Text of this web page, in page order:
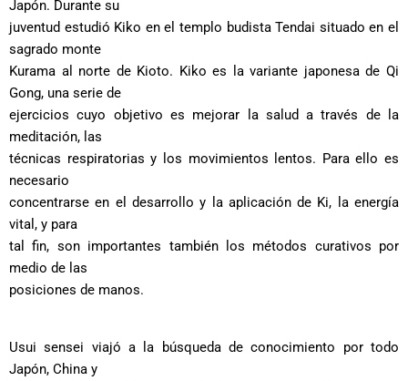
Japón. Durante su
juventud estudió Kiko en el templo budista Tendai situado en el
sagrado monte
Kurama al norte de Kioto. Kiko es la variante japonesa de Qi
Gong, una serie de
ejercicios cuyo objetivo es mejorar la salud a través de la
meditación, las
técnicas respiratorias y los movimientos lentos. Para ello es
necesario
concentrarse en el desarrollo y la aplicación de Ki, la energía
vital, y para
tal fin, son importantes también los métodos curativos por
medio de las
posiciones de manos.
Usui sensei viajó a la búsqueda de conocimiento por todo
Japón, China y